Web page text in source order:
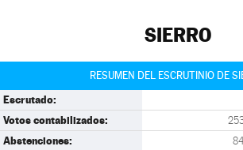
SIERRO
RESUMEN DEL ESCRUTINIO DE
Escrutado:
Votos contabilizados:
Abstenciones: